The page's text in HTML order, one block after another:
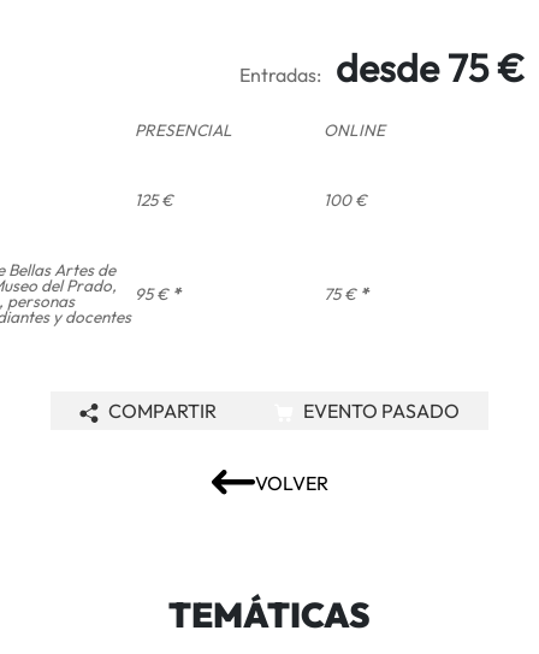
Entradas: desde 75 €
PRESENCIAL ONLINE
125 € 100 €
Bellas Artes de
del Prado,
personas
y docentes
95 € * 75 € *
VOLVER
COMPARTIR EVENTO PASADO
TEMÁTICAS